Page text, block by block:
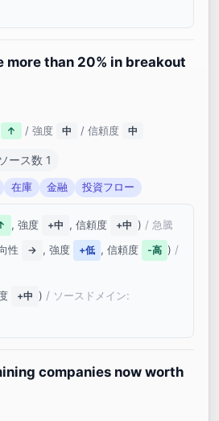
more than 20% in breakout
↑ / 強度 中 / 信頼度 中
ソース数 1
在庫 金融 投資フロー
, 強度 +中 , 信頼度 +中 ) / 急騰
性
→ , 強度 +低 , 信頼度 -高 ) /
+中 ) / ソースドメイン:
companies now worth